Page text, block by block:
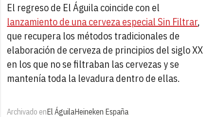
El regreso de El Águila coincide con el
lanzamiento de una cerveza especial Sin Filtrar,
que recupera los métodos tradicionales de
elaboración de cerveza de principios del siglo XX
en los que no se filtraban las cervezas y se
mantenía toda la levadura dentro de ellas.
Archivado enEl ÁguilaHeineken España